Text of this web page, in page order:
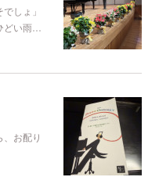
しょ」
い雨…
お配り